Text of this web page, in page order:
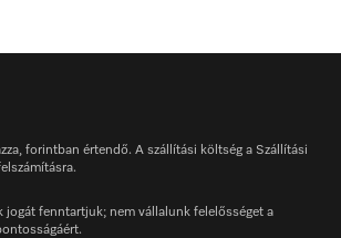
forintban értendő. A szállítási költség a Szállítási
jogát fenntartjuk; nem vállalunk felelősséget a